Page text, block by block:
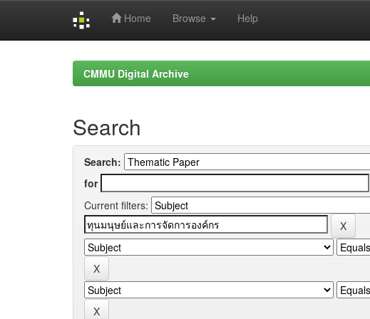
Home Browse Help
CMMU Digital Archive
Search
Search:
for
Current filters: